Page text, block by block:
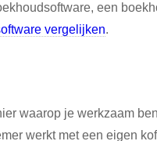
een
vergelijken.
waarop je werkzaam
werkt met een eigen